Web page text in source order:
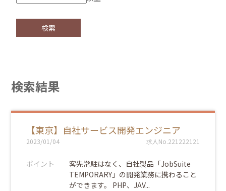
検索結果
【東京】自社サービス開発エンジニア
2023/01/04 求人No.221222121
ポイント
客先常駐はなく、自社製品「JobSuite
TEMPORARY」の開発業務に携わること
ができます。 PHP、JAV...